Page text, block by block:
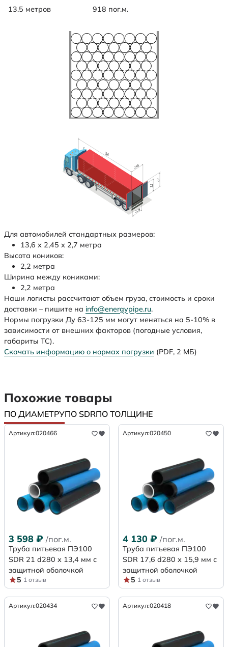
13.5 метров 918 пог.м.
Для автомобилей стандартных размеров:
13,6 х 2,45 х 2,7 метра
Высота коников:
2,2 метра
Ширина между кониками:
2,2 метра
Наши логисты рассчитают объем груза, стоимость и сроки
доставки – пишите на info@energypipe.ru.
Нормы погрузки Ду 63-125 мм могут меняться на 5-10% в
зависимости от внешних факторов (погодные условия,
габариты ТС).
Скачать информацию о нормах погрузки (PDF, 2 МБ)
Похожие товары
ПО ДИАМЕТРУПО SDRПО ТОЛЩИНЕ
Артикул:020466
3 598 ₽ /пог.м.
Труба питьевая ПЭ100
SDR 21 d280 х 13,4 мм с
защитной оболочкой
5 1 отзыв
Артикул:020450
4 130 ₽ /пог.м.
Труба питьевая ПЭ100
SDR 17,6 d280 х 15,9 мм с
защитной оболочкой
5 1 отзыв
Артикул:020434 Артикул:020418